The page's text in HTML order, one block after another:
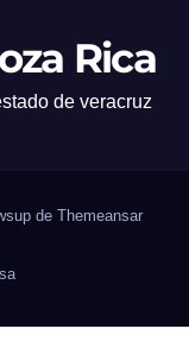
Rica
de veracruz
de Themeansar